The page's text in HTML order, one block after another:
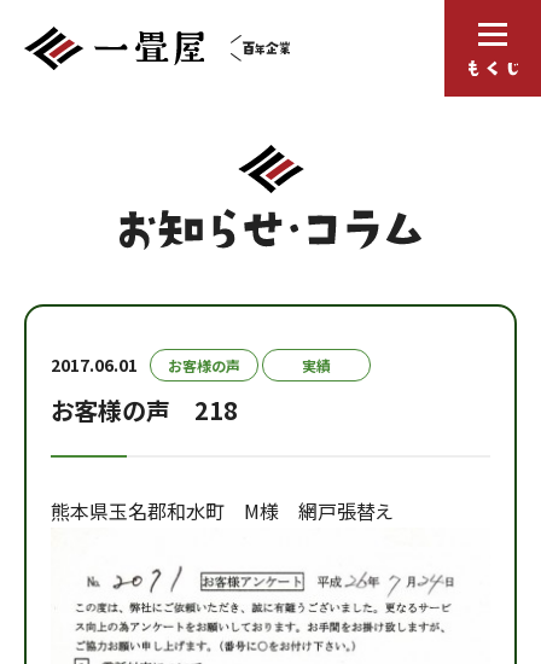
2017.06.01 お客様の声 実績
お客様の声 218
熊本県玉名郡和水町 M様 網戸張替え